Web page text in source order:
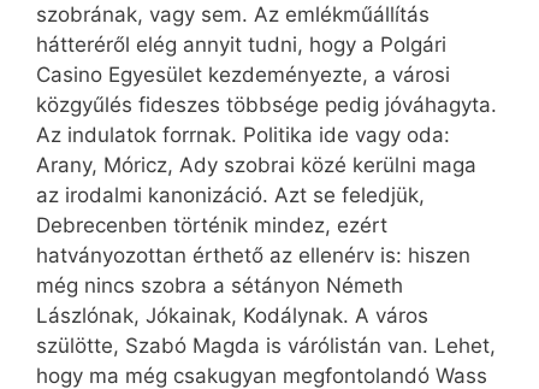
szobrának, vagy sem. Az emlékműállítás
hátteréről elég annyit tudni, hogy a Polgári
Casino Egyesület kezdeményezte, a városi
közgyűlés fideszes többsége pedig jóváhagyta.
Az indulatok forrnak. Politika ide vagy oda:
Arany, Móricz, Ady szobrai közé kerülni maga
az irodalmi kanonizáció. Azt se feledjük,
Debrecenben történik mindez, ezért
hatványozottan érthető az ellenérv is: hiszen
még nincs szobra a sétányon Németh
Lászlónak, Jókainak, Kodálynak. A város
szülötte, Szabó Magda is várólistán van. Lehet,
hogy ma még csakugyan megfontolandó Wass